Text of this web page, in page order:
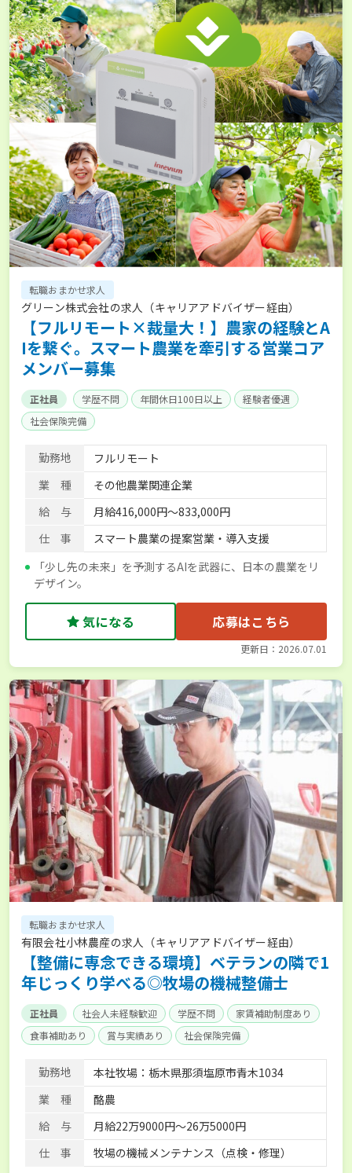
転職おまかせ求人
グリーン株式会社の求人（キャリアアドバイザー経由）
【フルリモート×裁量大！】農家の経験とA
Iを繋ぐ。スマート農業を牽引する営業コア
メンバー募集
正社員 学歴不問 年間休日100日以上
経験者優遇
社会保険完備
勤務地
フルリモート
業 種
その他農業関連企業
給 与
月給416,000円～833,000円
仕 事
スマート農業の提案営業・導入支援
「少し先の未来」を予測するAIを武器に、日本の農業をリ
デザイン。
気になる 応募はこちら
更新日：2026.07.01
転職おまかせ求人
有限会社小林農産の求人（キャリアアドバイザー経由）
【整備に専念できる環境】ベテランの隣で1
年じっくり学べる◎牧場の機械整備士
正社員 社会人未経験歓迎 学歴不問
家賃補助制度あり
食事補助あり
賞与実績あり 社会保険完備
勤務地
本社牧場：栃木県那須塩原市青木1034
業 種
酪農
給 与
月給22万9000円～26万5000円
仕 事
牧場の機械メンテナンス（点検・修理）